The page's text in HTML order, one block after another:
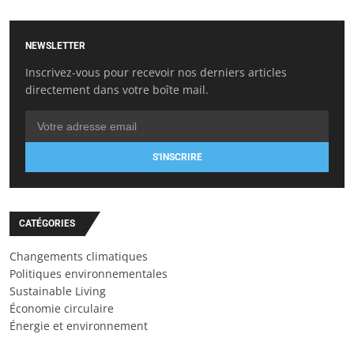
NEWSLETTER
Inscrivez-vous pour recevoir nos derniers articles
directement dans votre boîte mail.
S'INSCRIRE
CATÉGORIES
Changements climatiques
Politiques environnementales
Sustainable Living
Économie circulaire
Énergie et environnement